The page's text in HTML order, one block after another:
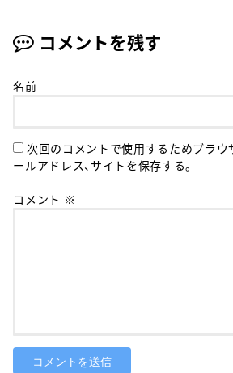
コメントを残す
名前
次回のコメントで使用するためブラウ
ールアドレス、サイトを保存する。
コメント ※